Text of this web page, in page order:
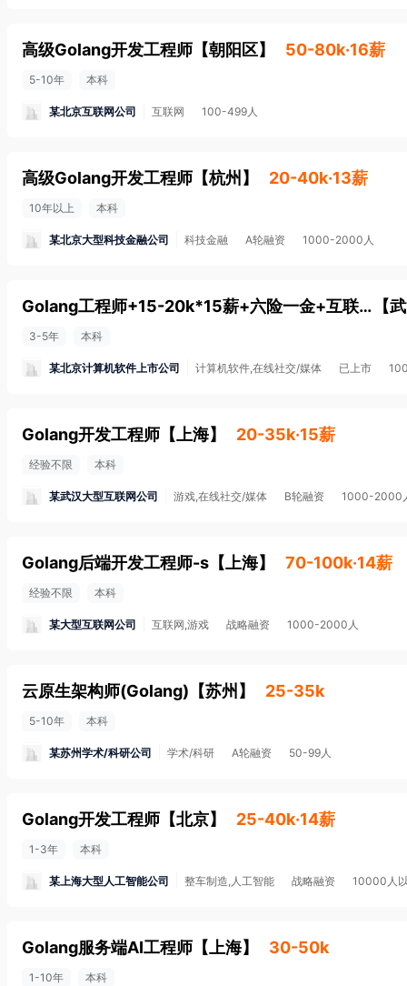
高级Golang开发工程师 【朝阳区】 50-80k·16薪
5-10年 本科
某北京互联网公司 互联网 100-499人
高级Golang开发工程师 【杭州 】 20-40k·13薪
10年以上 本科
某北京大型科技金融公司 科技金融 A轮融资 1000-2000人
Golang工程师+15-20k*15薪+六险一金+互联网大厂 【
3-5年 本科
某北京计算机软件上市公司 计算机软件,在线社交/媒体 已上市
Golang开发工程师 【 上海】 20-35k·15薪
经验不限 本科
某武汉大型互联网公司 游戏,在线社交/媒体 B轮融资 1000-2000
Golang后端开发工程师-s 【 上海】 70-100k·14薪
经验不限 本科
某大型互联网公司 互联网,游戏 战略融资 1000-2000人
云原生架构师(Golang) 【苏州 】 25-35k
5-10年 本科
某苏州学术/科研公司 学术/科研 A轮融资 50-99人
Golang开发工程师 【北京】 25-40k·14薪
1-3年 本科
某上海大型人工智能公司 整车制造,人工智能 战略融资 10000人
Golang服务端AI工程师 【 上海】 30-50k
1-10年 本科